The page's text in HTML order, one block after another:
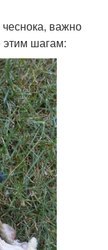
важно
этим шагам: